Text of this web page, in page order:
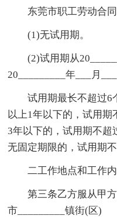
东莞市职工劳动合
(1)无试用期。
(2)试用期从
20_________年___月___
试用期最长不超过6
以上1年以下的，试用期
3年以下的，试用期不超
无固定期限的，试用期不
二工作地点和工作
第三条乙方服从甲
市_________镇街(区)